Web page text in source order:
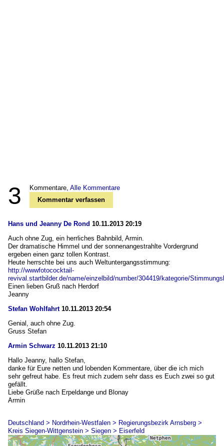
3 Kommentare, Alle Kommentare
Kommentar verfassen
Hans und Jeanny De Rond 10.11.2013 20:19
Auch ohne Zug, ein herrliches Bahnbild, Armin.
Der dramatische Himmel und der sonnenangestrahlte Vordergrund
ergeben einen ganz tollen Kontrast.
Heute herrschte bei uns auch Weltuntergangsstimmung:
http://wwwfotococktail-
revival.startbilder.de/name/einzelbild/number/304419/kategorie/
Einen lieben Gruß nach Herdorf
Jeanny
Stefan Wohlfahrt10.11.2013 20:54
Genial, auch ohne Zug.
Gruss Stefan
Armin Schwarz 10.11.2013 21:10
Hallo Jeanny, hallo Stefan,
danke für Eure netten und lobenden Kommentare, über die ich mich
sehr gefreut habe. Es freut mich zudem sehr dass es Euch zwei so gut
gefällt.
Liebe Grüße nach Erpeldange und Blonay
Armin
Deutschland > Nordrhein-Westfalen > Regierungsbezirk Arnsberg >
Kreis Siegen-Wittgenstein > Siegen > Eiserfeld